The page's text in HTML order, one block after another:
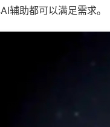
辅助都可以满足需求。